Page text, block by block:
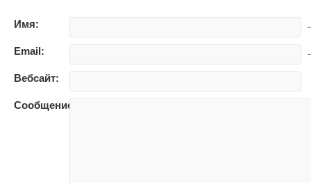
Имя:
Email:
Вебсайт:
Сообщение: